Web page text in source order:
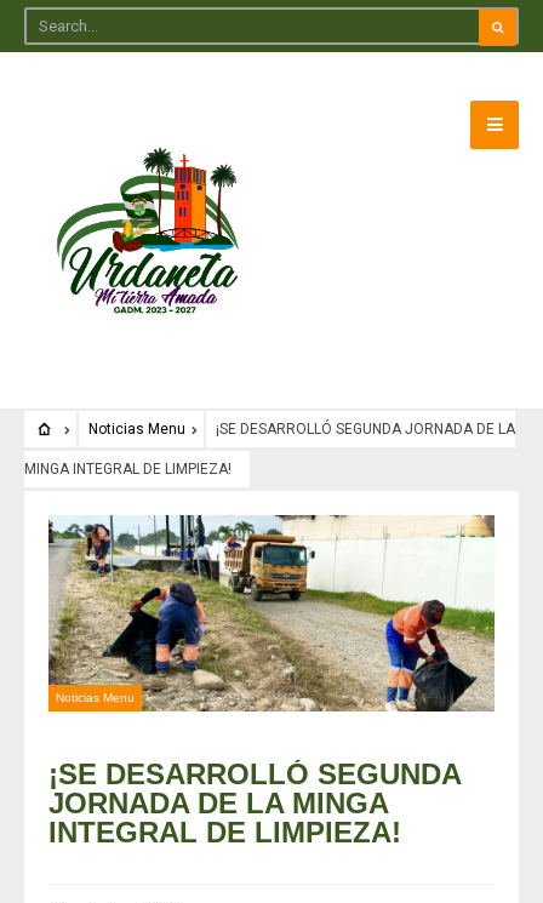
Noticias Menu ¡SE DESARROLLÓ SEGUNDA JORNADA DE LA
MINGA INTEGRAL DE LIMPIEZA!
Noticias Menu
¡SE DESARROLLÓ SEGUNDA
JORNADA DE LA MINGA
INTEGRAL DE LIMPIEZA!